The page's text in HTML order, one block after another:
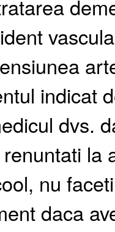
indicat
dvs.
la
nu
daca